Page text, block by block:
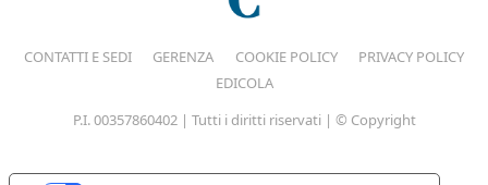
CONTATTI E SEDI GERENZA COOKIE POLICY
PRIVACY POLICY
EDICOLA
P.I. 00357860402 | Tutti i diritti riservati | © Copyright